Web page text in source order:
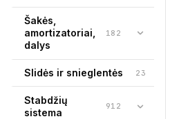
Šakės,
amortizatoriai,
dalys
182
Slidės ir snieglentės 23
Stabdžių
sistema
912